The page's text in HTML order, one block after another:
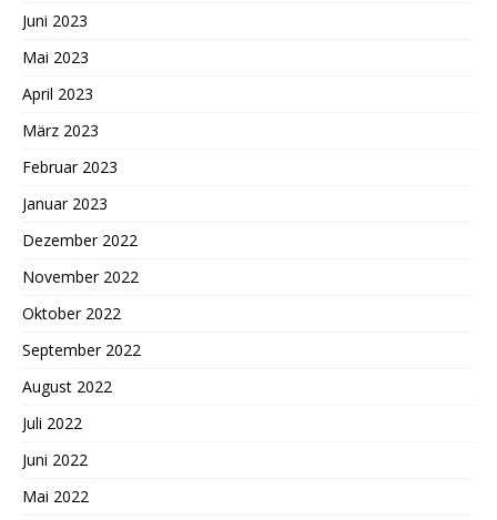
Juni 2023
Mai 2023
April 2023
März 2023
Februar 2023
Januar 2023
Dezember 2022
November 2022
Oktober 2022
September 2022
August 2022
Juli 2022
Juni 2022
Mai 2022